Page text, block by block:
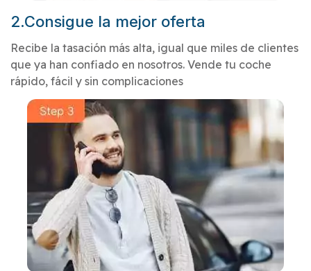
2.Consigue la mejor oferta
Recibe la tasación más alta, igual que miles de clientes
que ya han confiado en nosotros. Vende tu coche
rápido, fácil y sin complicaciones